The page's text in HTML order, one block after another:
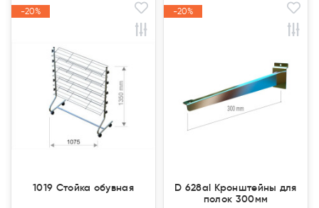
-20%
-20%
1019 Стойка обувная
-20%
-20%
D 628al Кронштейны для
полок 300мм